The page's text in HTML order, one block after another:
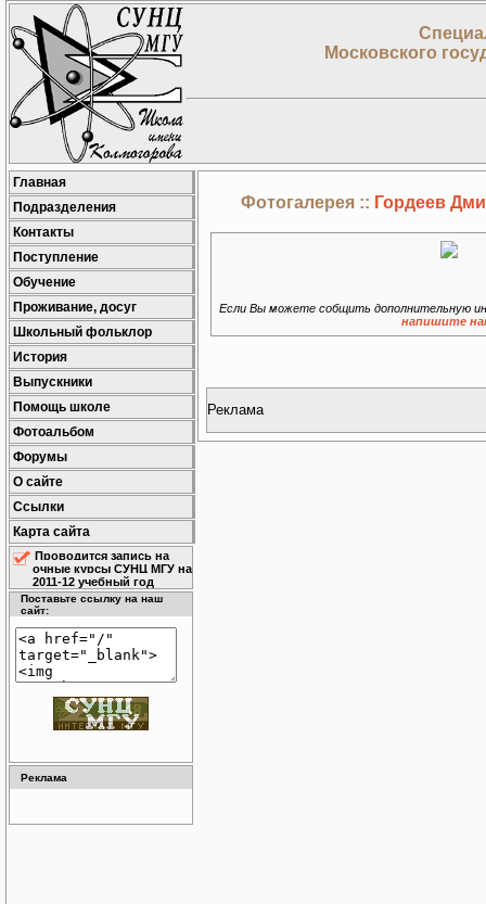
Московского
Главная
Подразделения
Контакты
Поступление
Обучение
Проживание, досуг
Школьный фольклор
История
Выпускники
Помощь школе
Фотоальбом
Форумы
О сайте
Ссылки
Карта сайта
Проводится запись на
очные курсы СУНЦ МГУ на
2011-12 учебный год
Поставьте ссылку на наш
сайт:
Реклама
Фотогалерея :: Гордеев
Если Вы можете собщить дополнительную
напишите
Реклама